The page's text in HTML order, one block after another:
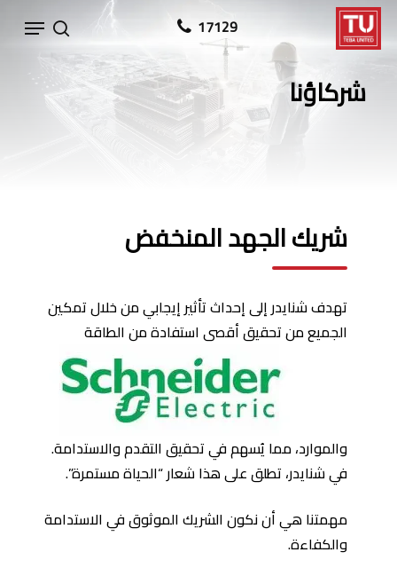
Skip
to
content
17129
search
Menu
شركاؤنا
شريك الجهد المنخفض
تهدف شنايدر إلى إحداث تأثير إيجابي من خلال تمكين
الجميع من تحقيق أقصى استفادةمن الطاقة
والموارد، مما يُسهم في تحقيق التقدم والاستدامة.
في شنايدر، تطلق على هذا شعار “الحياة مستمرة”.
مهمتنا هي أن نكون الشريك الموثوق في الاستدامة
والكفاءة.